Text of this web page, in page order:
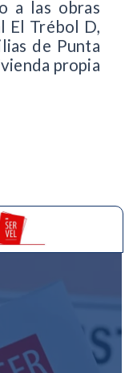
a las obras
El Trébol D,
de Punta
propia